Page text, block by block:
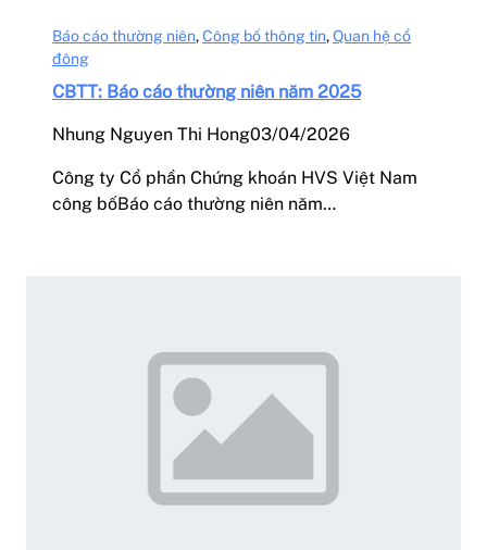
Báo cáo thường niên, Công bố thông tin, Quan hệ cổ
đông
CBTT: Báo cáo thường niên năm 2025
Nhung Nguyen Thi Hong03/04/2026
Công ty Cổ phần Chứng khoán HVS Việt Nam
công bốBáo cáo thường niên năm…